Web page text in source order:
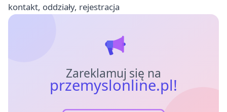
kontakt, oddziały, rejestracja
Zareklamuj się na
przemyslonline.pl!